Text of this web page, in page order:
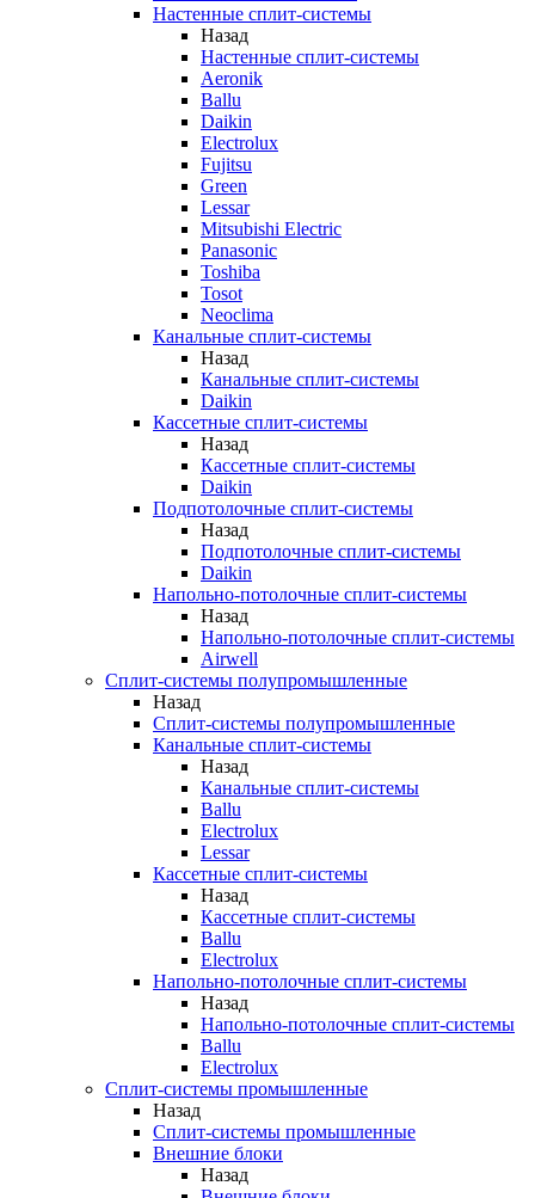
Настенные сплит-системы
Назад
Настенные сплит-системы
Aeronik
Ballu
Daikin
Electrolux
Fujitsu
Green
Lessar
Mitsubishi Electric
Panasonic
Toshiba
Tosot
Neoclima
Канальные сплит-системы
Назад
Канальные сплит-системы
Daikin
Кассетные сплит-системы
Назад
Кассетные сплит-системы
Daikin
Подпотолочные сплит-системы
Назад
Подпотолочные сплит-системы
Daikin
Напольно-потолочные сплит-системы
Назад
Напольно-потолочные сплит-системы
Airwell
Сплит-системы полупромышленные
Назад
Сплит-системы полупромышленные
Канальные сплит-системы
Назад
Канальные сплит-системы
Ballu
Electrolux
Lessar
Кассетные сплит-системы
Назад
Кассетные сплит-системы
Ballu
Electrolux
Напольно-потолочные сплит-системы
Назад
Напольно-потолочные сплит-системы
Ballu
Electrolux
Сплит-системы промышленные
Назад
Сплит-системы промышленные
Внешние блоки
Назад